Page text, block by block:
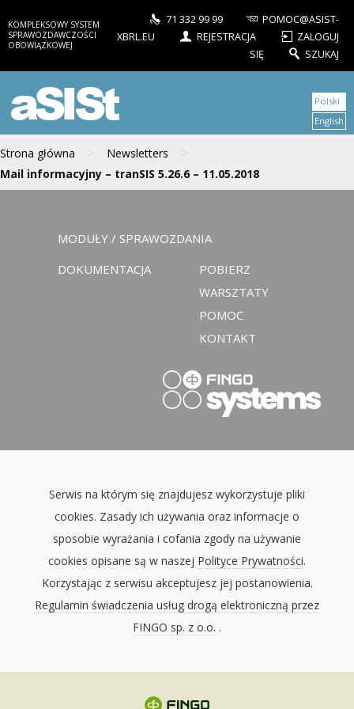
KOMPLEKSOWY SYSTEM
SPRAWOZDAWCZOŚCI
OBOWIĄZKOWEJ
71 332 99 99
POMOC@ASIST-
XBRL.EU
REJESTRACJA
ZALOGUJ
SIĘ
SZUKAJ
aSISt
Strona główna > Newsletters >
Mail informacyjny – tranSIS 5.26.6 – 11.05.2018
Polski
English
MODUŁY / SPRAWOZDANIA
DOKUMENTACJA
POBIERZ
WARSZTATY
POMOC
KONTAKT
Serwis na którym się znajdujesz wykorzystuje pliki
cookies. Zasady ich używania oraz informacje o
sposobie wyrażania i cofania zgody na używanie
cookies opisane są w naszej Polityce Prywatności.
Korzystając z serwisu akceptujesz jej postanowienia.
Regulamin świadczenia usług drogą elektroniczną przez
FINGO sp. z o.o. .